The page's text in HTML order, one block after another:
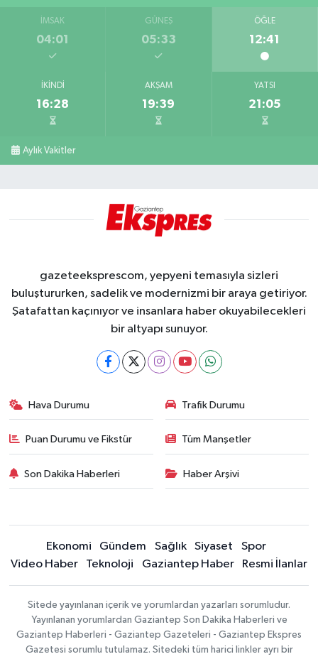
İMSAK
04:01
GÜNEŞ
05:33
ÖĞLE
12:41
İKINDI
16:28
AKŞAM
19:39
YATSI
21:05
Aylık Vakitler
gazeteeksprescom, yepyeni temasıyla sizleri
buluştururken, sadelik ve modernizmi bir araya getiriyor.
Şatafattan kaçınıyor ve insanlara haber okuyabilecekleri
bir altyapı sunuyor.
Hava Durumu Trafik Durumu
Puan Durumu ve Fikstür Tüm Manşetler
Son Dakika Haberleri Haber Arşivi
Ekonomi Gündem Sağlık Siyaset
Spor
Video Haber
Teknoloji Gaziantep Haber Resmi İlanlar
Sitede yayınlanan içerik ve yorumlardan yazarları sorumludur.
Yayınlanan yorumlardan Gaziantep Son Dakika Haberleri ve
Gaziantep Haberleri - Gaziantep Gazeteleri - Gaziantep Ekspres
Gazetesi sorumlu tutulamaz. Sitedeki tüm harici linkler ayrı bir